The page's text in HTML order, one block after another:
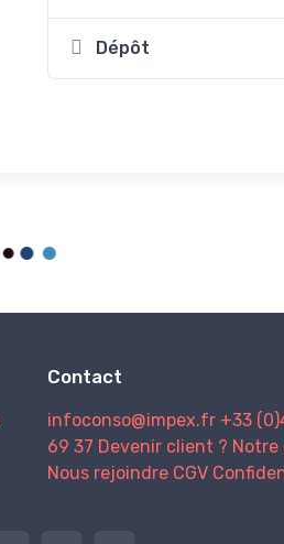
Dépôt
Contact
infoconso@impex.fr +33
69 37 Devenir client ? Notre
Nous rejoindre CGV